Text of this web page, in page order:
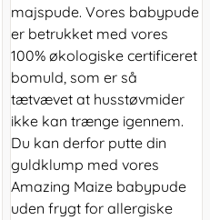
majspude. Vores babypude
er betrukket med vores
100% økologiske certificeret
bomuld, som er så
tætvævet at husstøvmider
ikke kan trænge igennem.
Du kan derfor putte din
guldklump med vores
Amazing Maize babypude
uden frygt for allergiske